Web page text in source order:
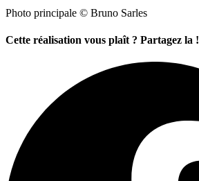
Photo principale © Bruno Sarles
Cette réalisation vous plaît ? Partagez la !